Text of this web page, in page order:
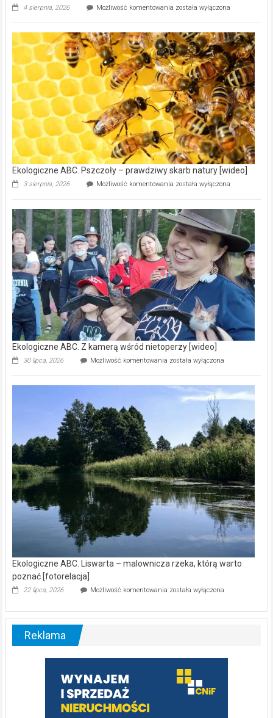
4 sierpnia, 2026 Możliwość komentowania Ekologiczne
Wręczyca
Wielka
z
dofinansowaniem
ponad
15,6
mln
na
modernizację
oczyszczalni
ścieków
[wideo]
została wyłączona
Ekologiczne ABC. Pszczoły – prawdziwy skarb natury [wideo]
3 sierpnia, 2026 Możliwość komentowania Ekologiczne
–
prawdziwy
skarb
natury
[wideo]
została wyłączona
Ekologiczne ABC. Z kamerą wśród nietoperzy [wideo]
30 lipca, 2026 Możliwość komentowania Ekologiczne
kamerą
wśród
została wyłączona
Ekologiczne ABC. Liswarta – malownicza rzeka, którą warto
poznać [fotorelacja]
22 lipca, 2026 Możliwość komentowania Ekologiczne
–
warto
poznać
[fotorelacja]
została wyłączona
Reklama